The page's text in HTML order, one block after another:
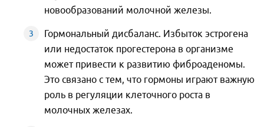
новообразований молочной железы.
Гормональный дисбаланс. Избыток эстрогена
или недостаток прогестерона в организме
может привести к развитию фиброаденомы.
Это связано с тем, что гормоны играют важную
роль в регуляции клеточного роста в
молочных железах.